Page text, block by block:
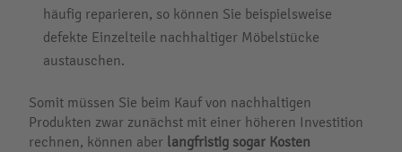
häufig reparieren, so können Sie beispielsweise
defekte Einzelteile nachhaltiger Möbelstücke
austauschen.
Somit müssen Sie beim Kauf von nachhaltigen
Produkten zwar zunächst mit einer höheren Investition
rechnen, können aber langfristig sogar Kosten